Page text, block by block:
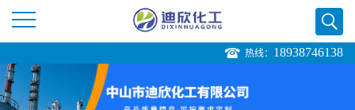
司
热线： 18938746138